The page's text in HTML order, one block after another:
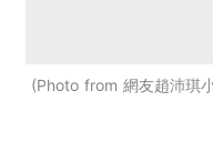
Photo from 網友趙沛琪